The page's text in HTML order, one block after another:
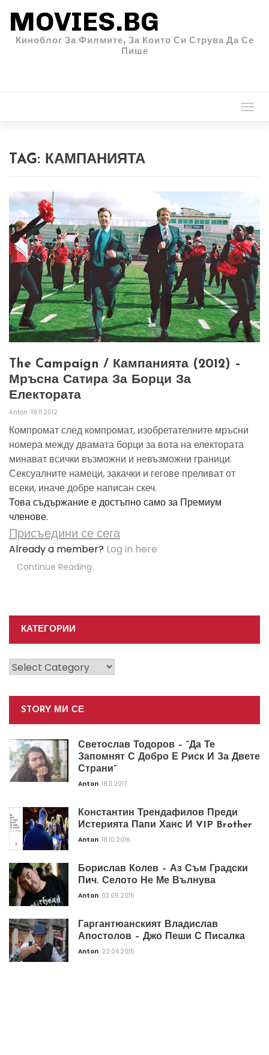
MOVIES.BG
Киноблог За Филмите, За Които Си Струва Да Се
Пише
TAG: КАМПАНИЯТА
The Campaign / Кампанията (2012) –
Мръсна Сатира За Борци За
Електората
Anton 19.11.2012
Компромат след компромат, изобретателните мръсни
номера между двамата борци за вота на електората
минават всички възможни и невъзможни граници.
Сексуалните намеци, закачки и гегове преливат от
всеки, иначе добре написан скеч.
Това съдържание е достъпно само за Премиум
членове.
Присъедини се сега
Already a member? Log in here
Continue Reading
КАТЕГОРИИ
Категории
STORY МИ СЕ
Светослав Тодоров – “Да Те
Запомнят С Добро Е Риск И За Двете
Страни”
Anton 18.11.2017
Константин Трендафилов Преди
Истерията Папи Ханс И VIP Brother
Anton 18.10.2016
Борислав Колев – Аз Съм Градски
Пич. Селото Не Ме Вълнува
Anton 03.05.2015
Гаргантюанският Владислав
Апостолов – Джо Пеши С Писалка
Anton 22.04.2015